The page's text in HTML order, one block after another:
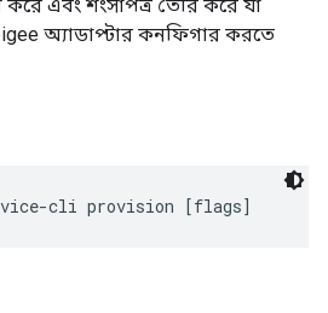
এবং শংসাপত্র তৈরি করে যা
অ্যাডাপ্টার কনফিগার করতে
cli provision [flags]